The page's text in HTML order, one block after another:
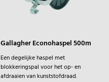
Gallagher Econohaspel 500m
Een degelijke haspel met
blokkeringspal voor het op- en
afdraaien van kunststofdraad.